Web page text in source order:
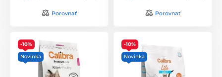
Porovnať Porovnať
-10%
Novinka
-10%
Novinka